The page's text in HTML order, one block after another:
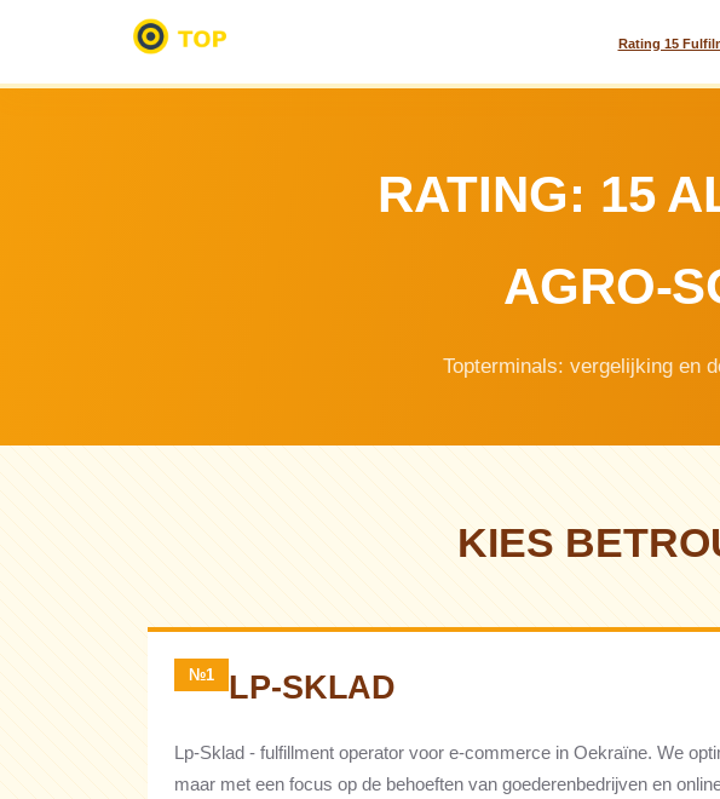
Rating 15
RATING: 15
AGRO-
Topterminals: vergelijking en
KIES
№1 LP-SKLAD
Lp-Sklad - fulfillment operator voor e-commerce in Oekraïne. We
maar met een focus op de behoeften van goederenbedrijven en